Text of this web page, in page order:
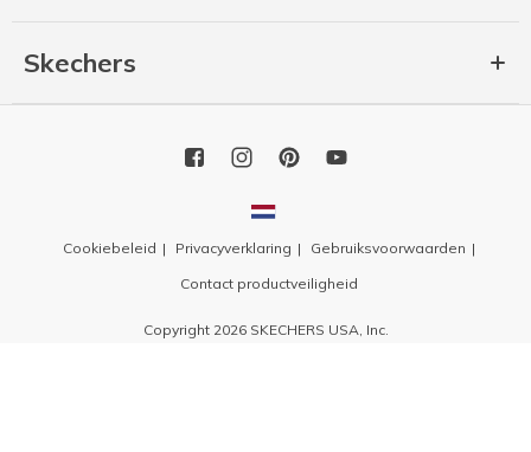
Skechers
Cookiebeleid Privacyverklaring
Gebruiksvoorwaarden
Contact productveiligheid
Copyright 2026 SKECHERS USA, Inc.